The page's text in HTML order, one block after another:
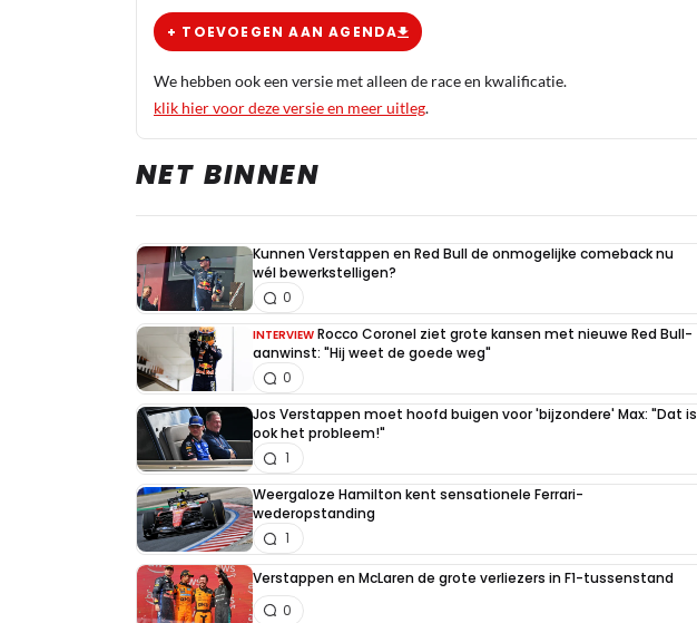
+ TOEVOEGEN AAN AGENDA
We hebben ook een versie met alleen de race en kwalificatie.
klik hier voor deze versie en meer uitleg.
NET BINNEN
Kunnen Verstappen en Red Bull de onmogelijke comeback nu
wél bewerkstelligen?
0
INTERVIEW Rocco Coronel ziet grote kansen met nieuwe Red Bull-
aanwinst: "Hij weet de goede weg"
0
Jos Verstappen moet hoofd buigen voor 'bijzondere' Max: "Dat is
ook het probleem!"
1
Weergaloze Hamilton kent sensationele Ferrari-
wederopstanding
1
Verstappen en McLaren de grote verliezers in F1-tussenstand
0